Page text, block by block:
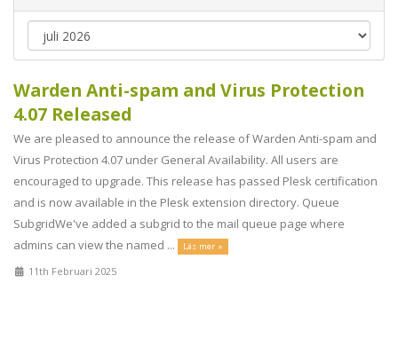
Warden Anti-spam and Virus Protection
4.07 Released
We are pleased to announce the release of Warden Anti-spam and
Virus Protection 4.07 under General Availability. All users are
encouraged to upgrade. This release has passed Plesk certification
and is now available in the Plesk extension directory. Queue
SubgridWe've added a subgrid to the mail queue page where
admins can view the named ...
Läs mer »
11th Februari 2025